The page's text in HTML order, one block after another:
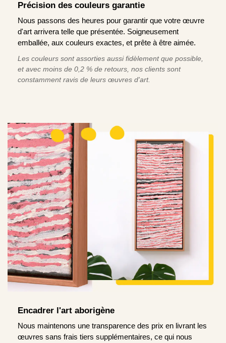
Précision des couleurs garantie
Nous passons des heures pour garantir que votre œuvre
d'art arrivera telle que présentée. Soigneusement
emballée, aux couleurs exactes, et prête à être aimée.
Les couleurs sont assorties aussi fidèlement que possible,
et avec moins de 0,2 % de retours, nos clients sont
constamment ravis de leurs œuvres d'art.
Encadrer l'art aborigène
Nous maintenons une transparence des prix en livrant les
œuvres sans frais tiers supplémentaires, ce qui nous